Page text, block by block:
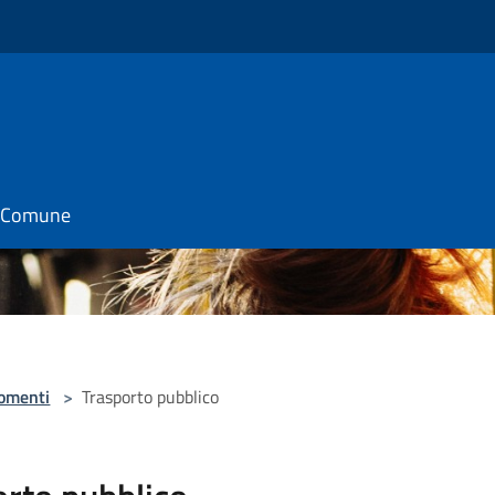
> Trasporto pubblico